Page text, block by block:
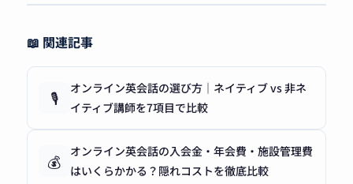
📖 関連記事
🎙️
オンライン英会話の選び方｜ネイティブ vs 非ネ
イティブ講師を7項目で比較
💰
オンライン英会話の入会金・年会費・施設管理費
はいくらかかる？隠れコストを徹底比較